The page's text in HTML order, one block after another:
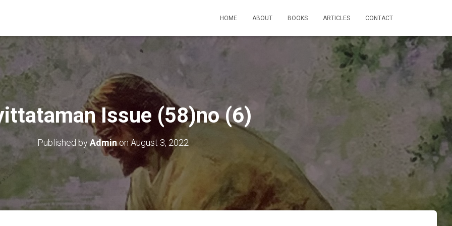
HOME ABOUT BOOKS ARTICLES CONTACT
Issue (58)no (6)
Published byAdminonAugust 3, 2022